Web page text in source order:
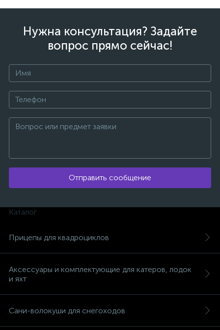
Нужна консультация? Задайте
вопрос прямо сейчас!
Отправить сообщение
Каталог
Прицепы для квадроциклов
Аксессуары и комплектующие для катеров, лодок
и яхт
Сани-волокуши для снегоходов